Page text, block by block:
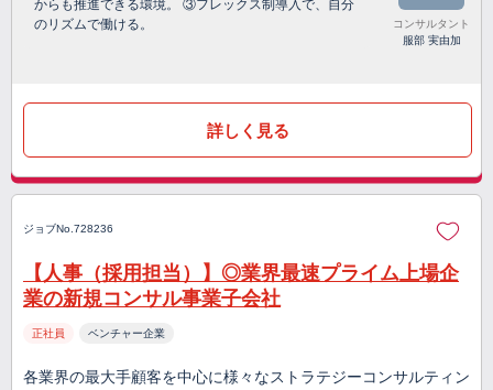
からも推進できる環境。 ③フレックス制導入で、自分
のリズムで働ける。
コンサルタント
服部 実由加
詳しく見る
ジョブNo.728236
【人事（採用担当）】◎業界最速プライム上場企
業の新規コンサル事業子会社
正社員 ベンチャー企業
各業界の最大手顧客を中心に様々なストラテジーコンサルティン